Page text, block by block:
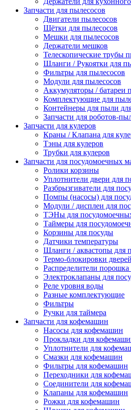
Запчасти для пылесосов
Двигатели пылесосов
Щётки для пылесосов
Мешки для пылесосов
Держатели мешков
Телескопические трубы
Шланги / Рукоятки для
Фильтры для пылесосов
Модули для пылесосов
Аккумуляторы / батареи
Комплектующие для
Контейнеры для пыли
Запчасти для роботов-
Запчасти для кулеров
Краны / Клапана для
Тэны для кулеров
Трубки для кулеров
Запчасти для посудомоечных
Ролики корзины
Уплотнители двери для
Разбрызгиватели для
Помпы (насосы) для
Модули / дисплеи для
ТЭНы для
Таймеры для
Корзины для посуды
Датчики температуры
Шланги / аквастопы для
Термо-блокировки дверей
Распределители
Электроклапаны для
Реле уровня воды
Разные комплектующие
Фильтры
Ручки для таймера
Запчасти для кофемашин
Насосы для кофемашин
Прокладки для
Уплотнители для
Смазки для кофемашин
Фильтры для кофемашин
Переходники для
Соединители для
Клапаны для кофемашин
Рожки для кофемашин